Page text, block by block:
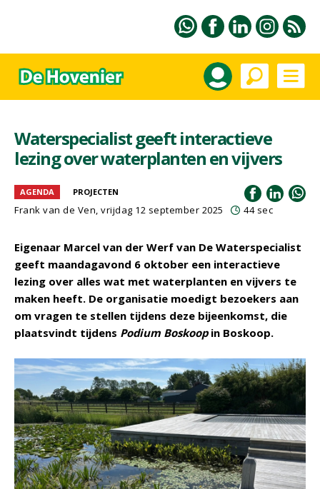
Waterspecialist geeft interactieve
lezing over waterplanten en vijvers
AGENDA PROJECTEN
Frank van de Ven, vrijdag 12 september 2025 44 sec
Eigenaar Marcel van der Werf van De Waterspecialist
geeft maandagavond 6 oktober een interactieve
lezing over alles wat met waterplanten en vijvers te
maken heeft. De organisatie moedigt bezoekers aan
om vragen te stellen tijdens deze bijeenkomst, die
plaatsvindt tijdens Podium Boskoopin Boskoop.